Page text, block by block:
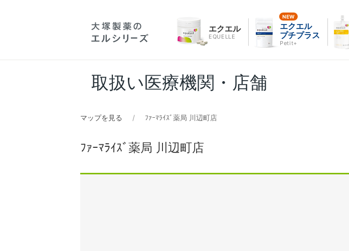
エクエル
EQUELLE
エクエル
プチプラス
Petit+
取扱い医療機関・店舗
マップを見る ﾌｧｰﾏﾗｲｽﾞ薬局 川辺町店
ﾌｧｰﾏﾗｲｽﾞ薬局 川辺町店